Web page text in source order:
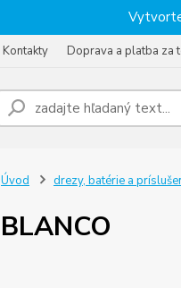
Kontakty Doprava a platba za
Úvod drezy, batérie a
BLANCO